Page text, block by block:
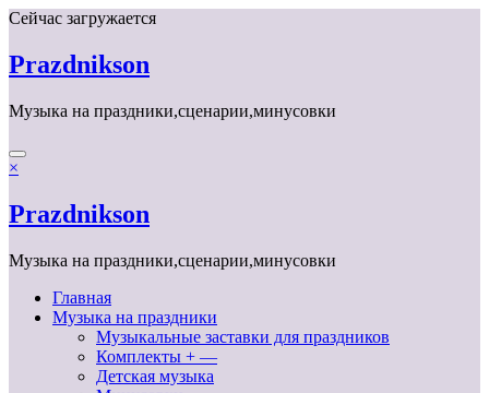
Перейти
содержимому
Сейчас загружается
Prazdnikson
Музыка на праздники,сценарии,минусовки
×
Prazdnikson
Музыка на праздники,сценарии,минусовки
Главная
Музыка на праздники
Музыкальные заставки для праздников
Комплекты + —
Детская музыка